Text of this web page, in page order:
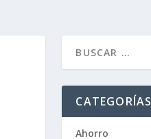
CATEGORÍAS
Ahorro